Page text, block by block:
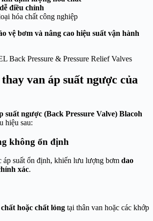
điều chỉnh
hóa chất công nghiệp
vệ bơm và nâng cao hiệu suất vận hành
van áp suất ngược của
suất ngược (Back Pressure Valve) Blacoh
hiệu sau:
không ổn định
áp suất ổn định, khiến lưu lượng bơm dao
xác.
hoặc chất lỏng tại thân van hoặc các khớp